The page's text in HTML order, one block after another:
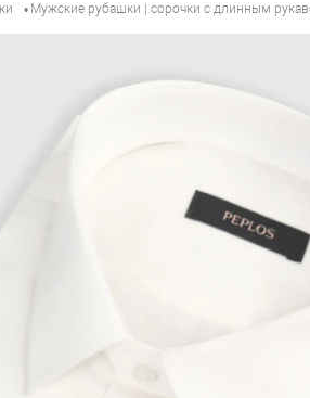
• Мужские рубашки | сорочки с длинным